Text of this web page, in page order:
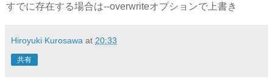
すでに存在する場合は--overwriteオプションで上書き
Hiroyuki Kurosawa at 20:33
共有